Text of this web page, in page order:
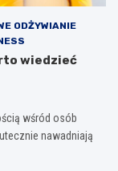
ODŻYWIANIE
wiedzieć
wśród osób
nawadniają